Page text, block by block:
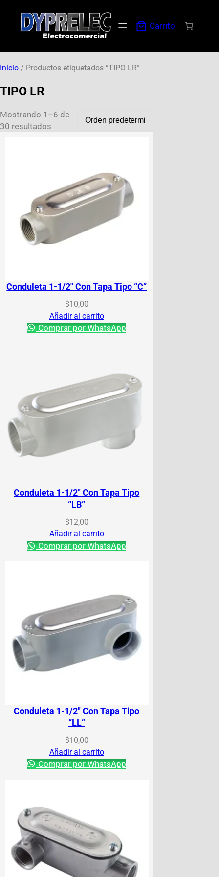
Carrito
Inicio / Productos etiquetados “TIPO LR”
TIPO LR
Mostrando 1–6 de
30 resultados
Conduleta 1-1/2″ Con Tapa Tipo “C”
$10,00
Añadir al carrito
Comprar por WhatsApp
Conduleta 1-1/2″ Con Tapa Tipo
“LB”
$12,00
Añadir al carrito
Comprar por WhatsApp
Conduleta 1-1/2″ Con Tapa Tipo
“LL”
$10,00
Añadir al carrito
Comprar por WhatsApp